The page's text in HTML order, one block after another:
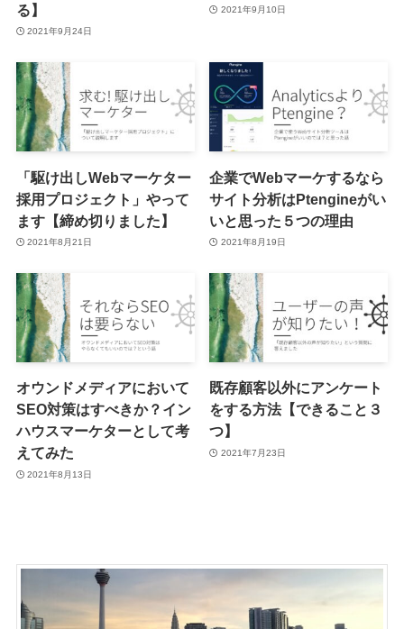
る】
2021年9月24日
2021年9月10日
「駆け出しWebマーケター
採用プロジェクト」やって
ます【締め切りました】
2021年8月21日
企業でWebマーケするなら
サイト分析はPtengineがい
いと思った５つの理由
2021年8月19日
オウンドメディアにおいて
SEO対策はすべきか？イン
ハウスマーケターとして考
えてみた
2021年8月13日
既存顧客以外にアンケート
をする方法【できること３
つ】
2021年7月23日